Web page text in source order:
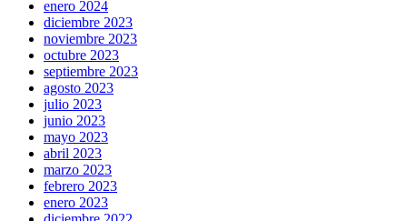
enero 2024
diciembre 2023
noviembre 2023
octubre 2023
septiembre 2023
agosto 2023
julio 2023
junio 2023
mayo 2023
abril 2023
marzo 2023
febrero 2023
enero 2023